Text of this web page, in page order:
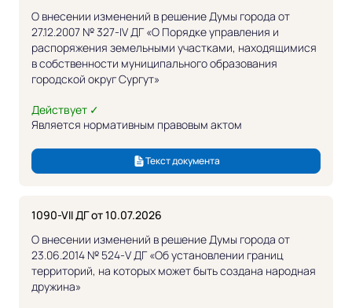
О внесении изменений в решение Думы города от
27.12.2007 № 327-IV ДГ «О Порядке управления и
распоряжения земельными участками, находящимися
в собственности муниципального образования
городской округ Сургут»
Действует ✓
Является нормативным правовым актом
Текст документа
1090-VII ДГ от 10.07.2026
О внесении изменений в решение Думы города от
23.06.2014 № 524-V ДГ «Об установлении границ
территорий, на которых может быть создана народная
дружина»